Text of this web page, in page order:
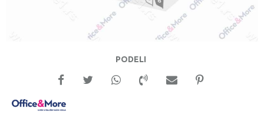
PODELI